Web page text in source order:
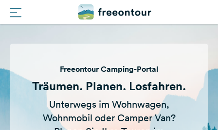
Partner
Freeontour Camping-Portal
Träumen. Planen. Losfahren.
Unterwegs im Wohnwagen,
Wohnmobil oder Camper Van?